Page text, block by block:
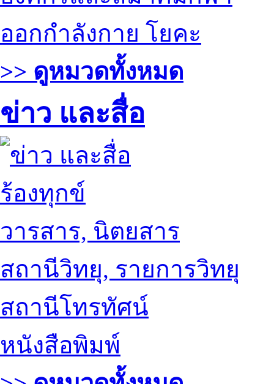
ออกกำลังกาย โยคะ
>> ดูหมวดทั้งหมด
ข่าว และสื่อ
ร้องทุกข์
วารสาร, นิตยสาร
สถานีวิทยุ, รายการวิทยุ
สถานีโทรทัศน์
หนังสือพิมพ์